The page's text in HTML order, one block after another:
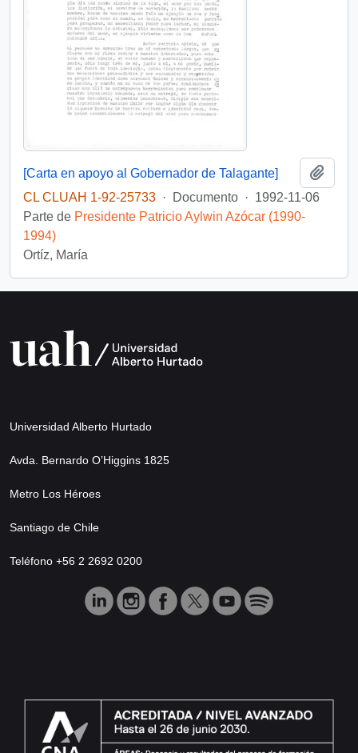
[Carta en apoyo al Gobernador de Talagante]
CL CLUAH 1-92-25733 · Documento · 1992-11-06
Parte de Presidente Patricio Aylwin Azócar (1990-
1994)
Ortíz, María
Universidad Alberto Hurtado
Avda. Bernardo O’Higgins 1825
Metro Los Héroes
Santiago de Chile
Teléfono +56 2 2692 0200